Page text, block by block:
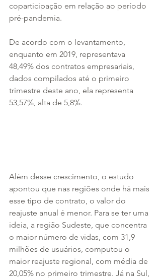
coparticipação em relação ao período
pré-pandemia.
De acordo com o levantamento,
enquanto em 2019, representava
48,49% dos contratos empresariais,
dados compilados até o primeiro
trimestre deste ano, ela representa
53,57%, alta de 5,8%.
Além desse crescimento, o estudo
apontou que nas regiões onde há mais
esse tipo de contrato, o valor do
reajuste anual é menor. Para se ter uma
ideia, a região Sudeste, que concentra
o maior número de vidas, com 31,9
milhões de usuários, computou o
maior reajuste regional, com média de
20,05% no primeiro trimestre. Já na Sul,